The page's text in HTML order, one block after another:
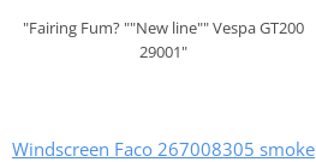
"Fairing Fum? ""New line"" Vespa GT200
29001"
Windscreen Faco 267008305 smoke